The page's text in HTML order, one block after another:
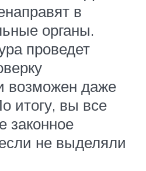
в
органы.
проведет
возможен даже
итогу, вы все
законное
не выделяли